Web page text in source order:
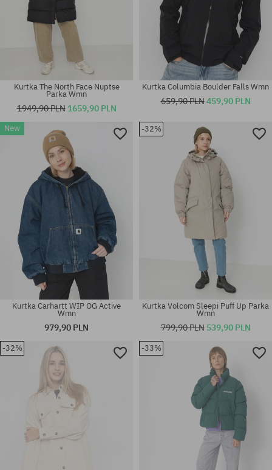
Dostępne rozmiary:
Dostępne rozmiary:
Dostępne rozmiary:
Kurtka The North Face Nuptse
Parka Wmn
1949,90 PLN 1659,90 PLN
Dostępne rozmiary:
Kurtka Columbia Boulder Falls Wmn
659,90 PLN459,90 PLN
New
Kurtka Carhartt WIP OG Active
Wmn
979,90 PLN
-32%
Kurtka Volcom Sleepi Puff Up Parka
Wmn
799,90 PLN 539,90 PLN
-32% -33%